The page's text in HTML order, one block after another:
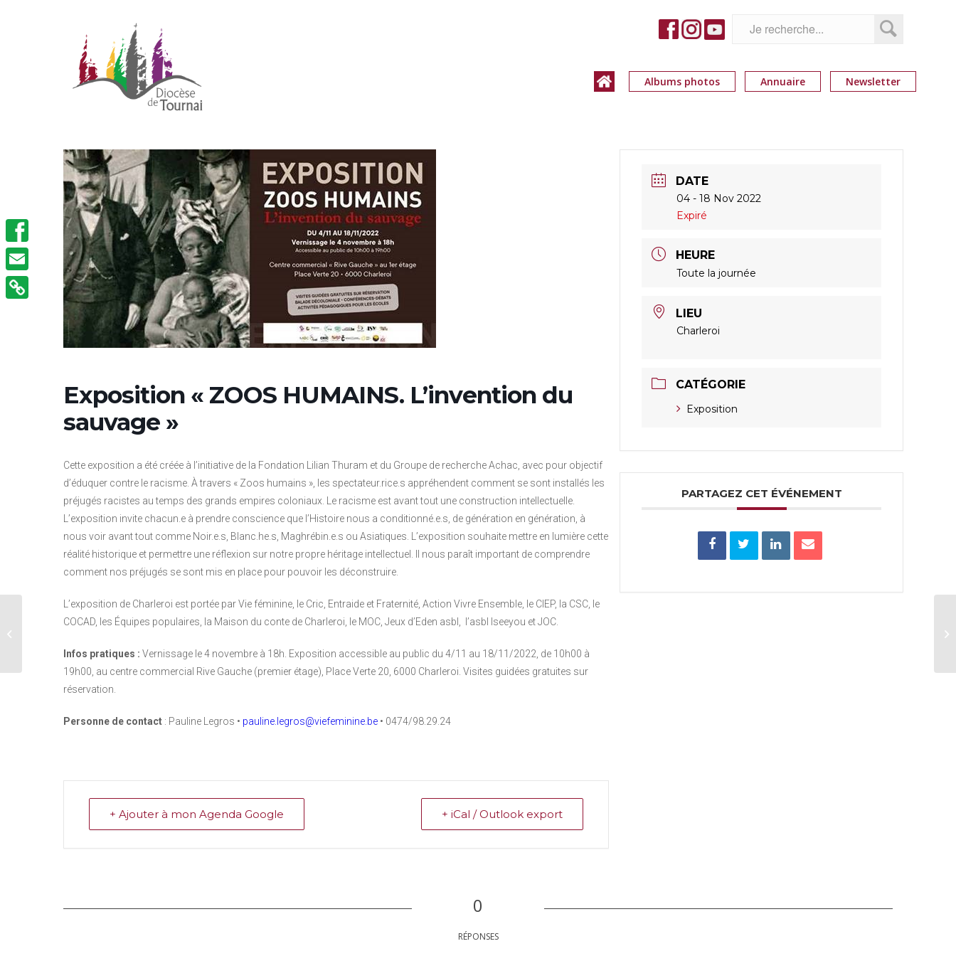
Albums photos Annuaire Newsletter
Exposition « ZOOS HUMAINS. L’invention du
sauvage »
Cette exposition a été créée à l’initiative de la Fondation Lilian Thuram et du Groupe de recherche Achac, avec pour objectif
d’éduquer contre le racisme. À travers « Zoos humains », les spectateur.rice.s appréhendent comment se sont installés les
préjugés racistes au temps des grands empires coloniaux. Le racisme est avant tout une construction intellectuelle.
L’exposition invite chacun.e à prendre conscience que l’Histoire nous a conditionné.e.s, de génération en génération, à
nous voir avant tout comme Noir.e.s, Blanc.he.s, Maghrébin.e.s ou Asiatiques. L’exposition souhaite mettre en lumière cette
réalité historique et permettre une réflexion sur notre propre héritage intellectuel. Il nous paraît important de comprendre
comment nos préjugés se sont mis en place pour pouvoir les déconstruire.
L’exposition de Charleroi est portée par Vie féminine, le Cric, Entraide et Fraternité, Action Vivre Ensemble, le CIEP, la CSC, le
COCAD, les Équipes populaires, la Maison du conte de Charleroi, le MOC, Jeux d’Eden asbl, l’asbl Iseeyou et JOC.
Infos pratiques : Vernissage le 4 novembre à 18h. Exposition accessible au public du 4/11 au 18/11/2022, de 10h00 à
19h00, au centre commercial Rive Gauche (premier étage), Place Verte 20, 6000 Charleroi. Visites guidées gratuites sur
réservation.
Personne de contact : Pauline Legros • pauline.legros@viefeminine.be • 0474/98.29.24
+ Ajouter à mon Agenda Google + iCal / Outlook export
DATE
04 - 18 Nov 2022
Expiré
HEURE
Toute la journée
LIEU
Charleroi
CATÉGORIE
Exposition
PARTAGEZ CET ÉVÉNEMENT
0
RÉPONSES
Conférence gesticulée
Facebook
Email